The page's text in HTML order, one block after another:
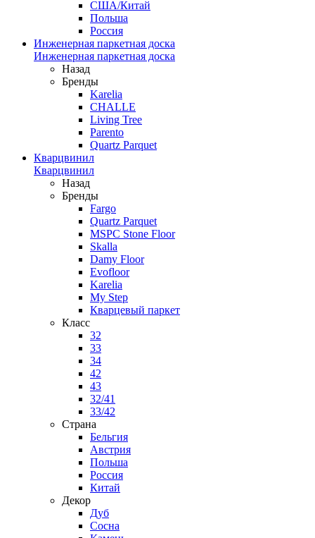
США/Китай
Польша
Россия
Инженерная паркетная доска
Инженерная паркетная доска
Назад
Бренды
Karelia
CHALLE
Living Tree
Parento
Quartz Parquet
Кварцвинил
Кварцвинил
Назад
Бренды
Fargo
Quartz Parquet
MSPC Stone Floor
Skalla
Damy Floor
Evofloor
Karelia
My Step
Кварцевый паркет
Класс
32
33
34
42
43
32/41
33/42
Страна
Бельгия
Австрия
Польша
Россия
Китай
Декор
Дуб
Сосна